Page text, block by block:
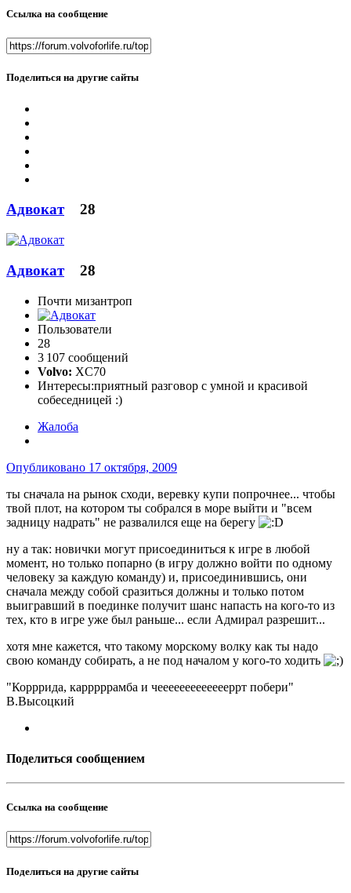
Ссылка на сообщение
Поделиться на другие сайты
Адвокат 28
Адвокат 28
Почти мизантроп
Пользователи
28
3 107 сообщений
Volvo: XC70
Интересы:приятный разговор с умной и красивой
собеседницей :)
Жалоба
Опубликовано 17 октября, 2009
ты сначала на рынок сходи, веревку купи попрочнее... чтобы
твой плот, на котором ты собрался в море выйти и "всем
задницу надрать" не развалился еще на берегу
ну а так: новички могут присоединиться к игре в любой
момент, но только попарно (в игру должно войти по одному
человеку за каждую команду) и, присоединившись, они
сначала между собой сразиться должны и только потом
выигравший в поединке получит шанс напасть на кого-то из
тех, кто в игре уже был раньше... если Адмирал разрешит...
хотя мне кажется, что такому морскому волку как ты надо
свою команду собирать, а не под началом у кого-то ходить
"Корррида, карррррамба и чеееееееееееееррт побери"
В.Высоцкий
Поделиться сообщением
Ссылка на сообщение
Поделиться на другие сайты